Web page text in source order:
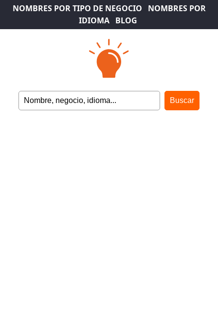
NOMBRES POR TIPO DE NEGOCIO
NOMBRES POR
IDIOMA
BLOG